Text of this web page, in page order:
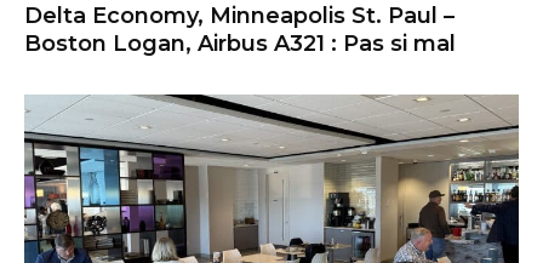
Delta Economy, Minneapolis St. Paul –
Boston Logan, Airbus A321 : Pas si mal